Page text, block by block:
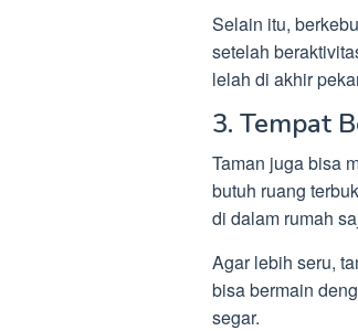
Selain itu,
setelah
lelah di akhir
3. Tempat
Taman juga bisa
butuh ruang
di dalam rumah
Agar lebih seru,
bisa bermain
segar.